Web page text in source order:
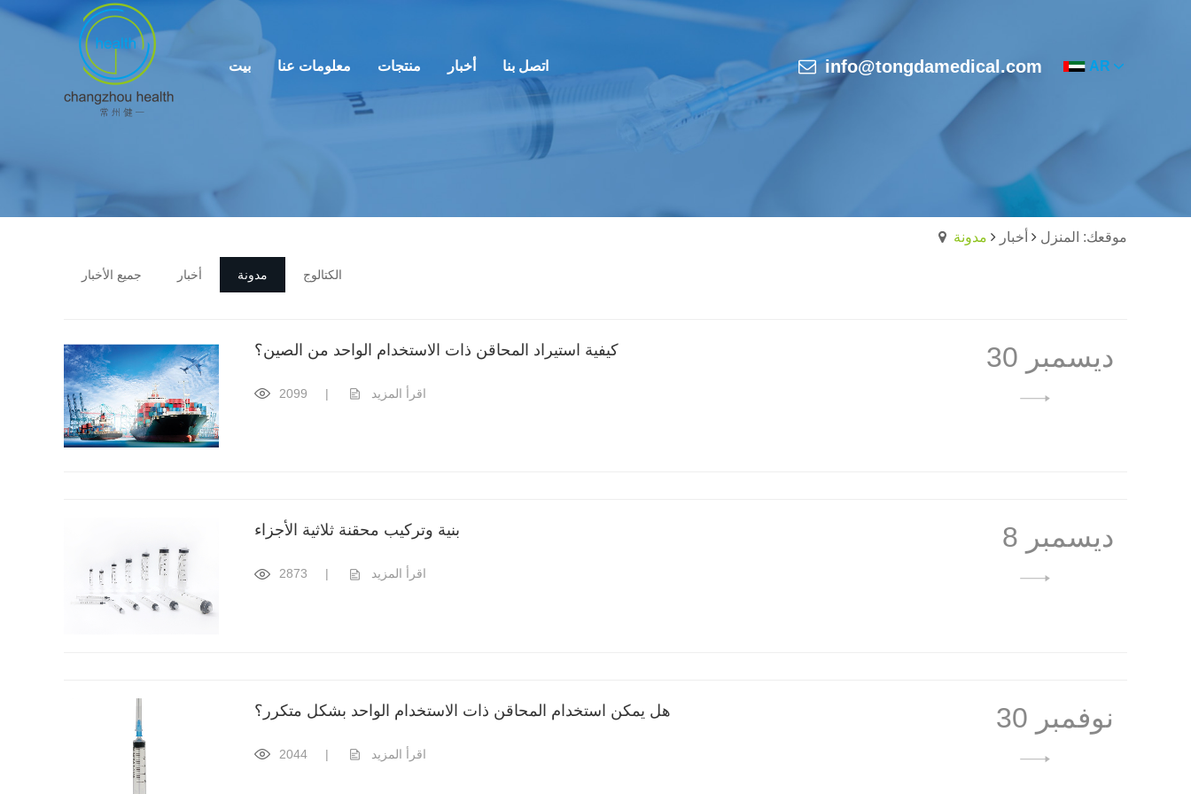
بيت معلومات عنا منتجات أخبار اتصل بنا info@tongdamedical.com AR
موقعك: المنزل أخبار مدونة
جميع الأخبار أخبار مدونة الكتالوج
كيفية استيراد المحاقن ذات الاستخدام الواحد من الصين؟ 30 ديسمبر
2099 | اقرأ المزيد
بنية وتركيب محقنة ثلاثية الأجزاء 8 ديسمبر
2873 | اقرأ المزيد
هل يمكن استخدام المحاقن ذات الاستخدام الواحد بشكل متكرر؟ 30 نوفمبر
2044 | اقرأ المزيد